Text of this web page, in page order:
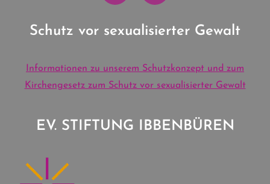
Schutz vor sexualisierter Gewalt
Informationen zu unserem Schutzkonzept und zum
Kirchengesetz zum Schutz vor sexualisierter Gewalt
EV. STIFTUNG IBBENBÜREN